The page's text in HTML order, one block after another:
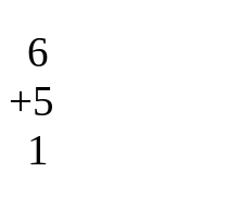
6
+5
1